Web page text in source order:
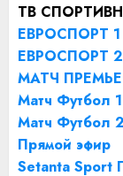
ТВ
ЕВРОСПОРТ 1
ЕВРОСПОРТ 2
МАТЧ
Матч Футбол
Матч Футбол
Прямой эфир
Setanta Sport